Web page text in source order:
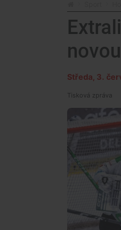
Středa, 3.
Tisková zpráva